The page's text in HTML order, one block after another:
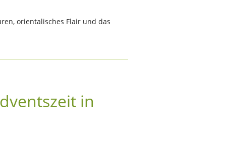
orientalisches Flair und das
in